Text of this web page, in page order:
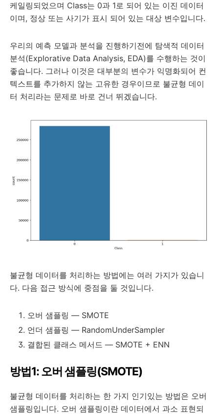
케일링되었으며 Class는 0과 1로 되어 있는 이진 데이터
이며, 정상 또는 사기가 표시 되어 있는 대상 변수입니다.
우리의 예측 모델과 분석을 진행하기전에 탐색적 데이터
분석(Explorative Data Analysis, EDA)를 수행하는 것이
좋습니다. 그러나 이것은 대부분의 변수가 익명화되어 컨
텍스트를 추가하지 않는 고유한 경우이므로 불균형 데이
터 처리라는 문제로 바로 건너 뛰겠습니다.
불균형 데이터를 처리하는 방법에는 여러 가지가 있습니
다. 다음 접근 방식에 중점을 둘 것입니다.
오버 샘플링 — SMOTE
언더 샘플링 — RandomUnderSampler
결합된 클래스 메서드 — SMOTE + ENN
방법1: 오버 샘플링(SMOTE)
불균형 데이터를 처리하는 한 가지 인기있는 방법은 오버
샘플링입니다. 오버 샘플링이란 데이터에서 과소 표현되